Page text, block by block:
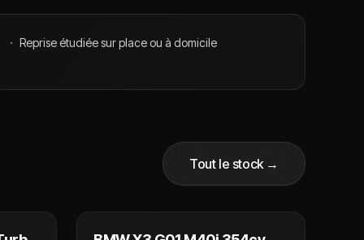
· Reprise étudiée sur place ou à domicile
Tout le stock →
42 990 €